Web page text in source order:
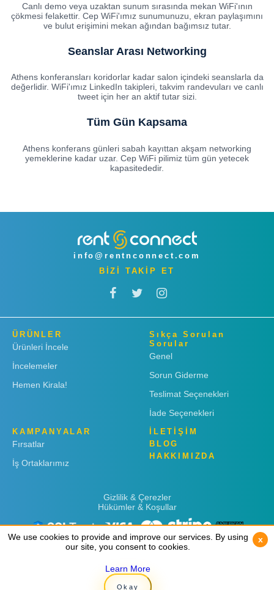
Canlı demo veya uzaktan sunum sırasında mekan WiFi'ının
çökmesi felakettir. Cep WiFi'ımız sunumunuzu, ekran paylaşımını
ve bulut erişimini mekan ağından bağımsız tutar.
Seanslar Arası Networking
Athens konferansları koridorlar kadar salon içindeki seanslarla da
değerlidir. WiFi'ımız LinkedIn takipleri, takvim randevuları ve canlı
tweet için her an aktif tutar sizi.
Tüm Gün Kapsama
Athens konferans günleri sabah kayıttan akşam networking
yemeklerine kadar uzar. Cep WiFi pilimiz tüm gün yetecek
kapasitededir.
info@rentnconnect.com
BİZİ TAKİP ET
ÜRÜNLER
Ürünleri İncele
İncelemeler
Hemen Kirala!
Sıkça Sorulan
Sorular
Genel
Sorun Giderme
Teslimat Seçenekleri
İade Seçenekleri
KAMPANYALAR
Fırsatlar
İş Ortaklarımız
İLETİŞİM
BLOG
HAKKIMIZDA
Gizlilik & Çerezler
Hükümler & Koşullar
Copyright © 2019 Rent 'n Connect
We use cookies to provide and improve our services. By using
our site, you consent to cookies.
Learn More
Okay
x
We use cookies to provide and improve our services. By using
our site, you consent to cookies.
Learn More
Okay
x